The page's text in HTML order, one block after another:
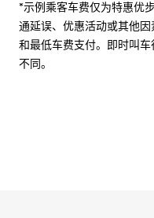
*示例乘客车费仅为特惠优
通延误、优惠活动或其他
和最低车费支付。即时叫
不同。